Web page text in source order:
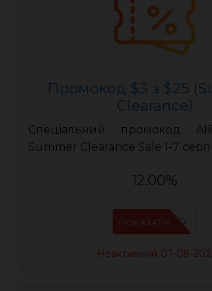
Промокод $3 з $25
Clearance)
Спеціальний промокод
Summer Clearance Sale 1-7
12.00%
IFPZ5PBD
ПОКАЗАТИ
Неактивний 07-08-